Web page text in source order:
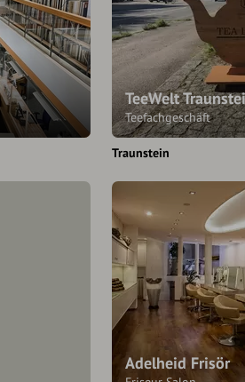
TeeWelt
Teefachgeschäft
Traunstein
Adelheid Frisör